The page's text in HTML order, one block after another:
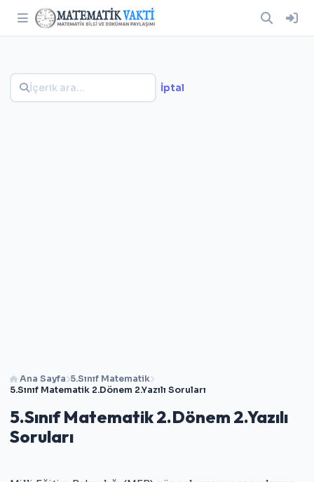
Ana Sayfa 5.Sınıf Matematik
5.Sınıf Matematik 2.Dönem 2.Yazılı Soruları
5.Sınıf Matematik 2.Dönem 2.Yazılı
Soruları
İptal